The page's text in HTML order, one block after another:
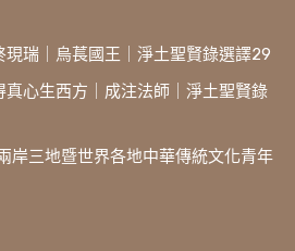
現瑞｜烏萇國王｜淨土聖賢錄選譯29
心生西方｜成注法師｜淨土聖賢錄
岸三地暨世界各地中華傳統文化青年